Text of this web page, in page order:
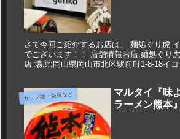
さて今回ご紹介するお店は、 麺処ぐり虎
でございます！！ 店舗情報お店:麺処ぐり
店 場所:岡山県岡山市北区駅前町1-8-18イコ
カップ麺・袋麺など
マルタイ『味
ラーメン熊本』